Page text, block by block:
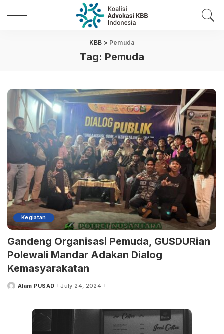
KBB > Pemuda
Tag: Pemuda
Kegiatan
Gandeng Organisasi Pemuda, GUSDURian
Polewali Mandar Adakan Dialog
Kemasyarakatan
PostedAlam PUSAD July 24, 2024